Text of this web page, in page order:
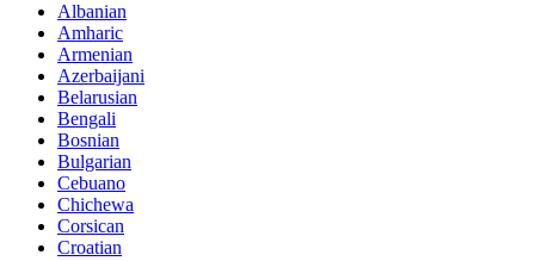
Albanian
Amharic
Armenian
Azerbaijani
Belarusian
Bengali
Bosnian
Bulgarian
Cebuano
Chichewa
Corsican
Croatian